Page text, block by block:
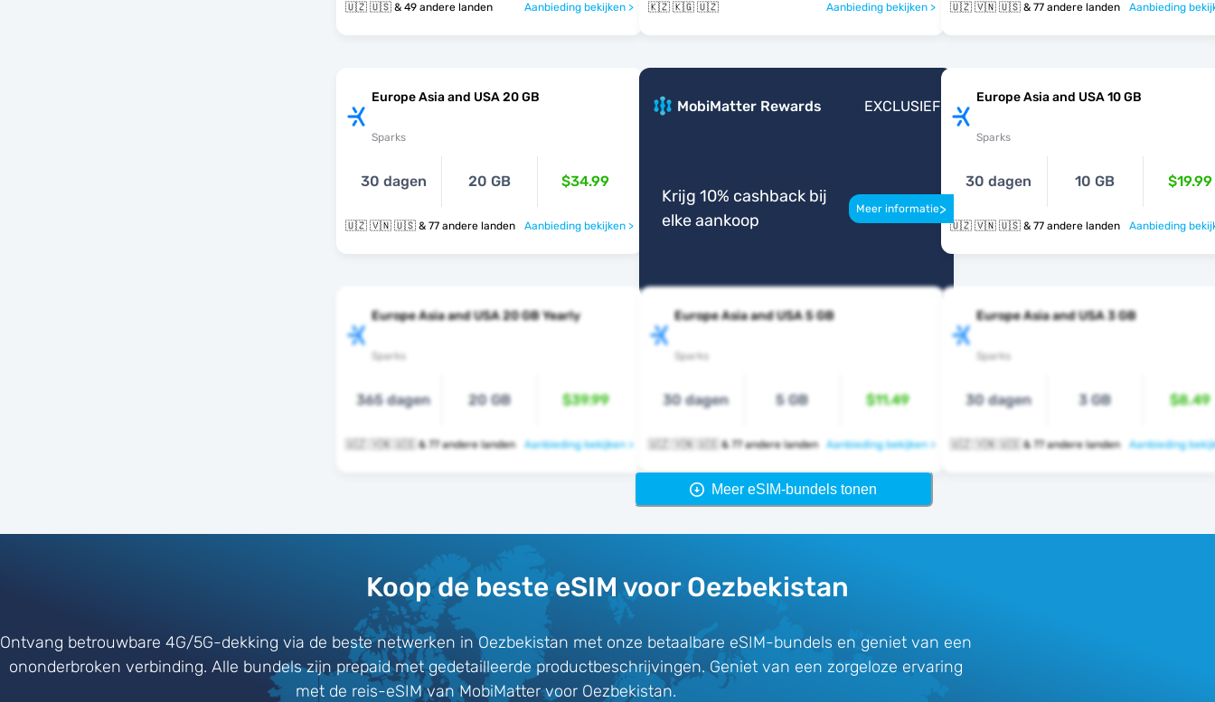
🇺🇿 🇺🇸 & 49 andere landen Aanbieding bekijken > 🇰🇿 🇰🇬 🇺🇿 Aanbieding bekijken > 🇺🇿 🇻🇳 🇺🇸 & 77 andere landen Aanbieding
Europe Asia and USA 20 GB
Sparks
30 dagen 20 GB $34.99
🇺🇿 🇻🇳 🇺🇸 & 77 andere landen Aanbieding bekijken >
MobiMatter Rewards EXCLUSIEF
Krijg 10% cashback bij
elke aankoop
Meer informatie>
Europe Asia and USA 10 GB
Sparks
30 dagen 10 GB $19.99
🇺🇿 🇻🇳 🇺🇸 & 77 andere landen Aanbieding
Europe Asia and USA 20 GB Yearly
Sparks
365 dagen 20 GB $39.99
🇺🇿 🇻🇳 🇺🇸 & 77 andere landen Aanbieding bekijken >
Europe Asia and USA 5 GB
Sparks
30 dagen 5 GB $11.49
🇺🇿 🇻🇳 🇺🇸 & 77 andere landen Aanbieding bekijken >
Europe Asia and USA 3 GB
Sparks
30 dagen 3 GB $8.49
🇺🇿 🇻🇳 🇺🇸 & 77 andere landen Aanbieding
Meer eSIM-bundels tonen
Koop de beste eSIM voor Oezbekistan
Ontvang betrouwbare 4G/5G-dekking via de beste netwerken in Oezbekistan met onze betaalbare eSIM-bundels en geniet van een
ononderbroken verbinding. Alle bundels zijn prepaid met gedetailleerde productbeschrijvingen. Geniet van een zorgeloze ervaring
met de reis-eSIM van MobiMatter voor Oezbekistan.